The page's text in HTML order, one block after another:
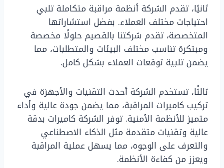
ثانيًا، تقدم الشركة أنظمة مراقبة متكاملة تلبي
احتياجات مختلف العملاء. بفضل استشاراتها
المتخصصة، تقدم شركتنا بالقصيم حلولًا مخصصة
ومبتكرة تناسب مختلف البيئات والمتطلبات، مما
يضمن تلبية توقعات العملاء بشكل كامل.
ثالثًا، تستخدم الشركة أحدث التقنيات والأجهزة في
تركيب كاميرات المراقبة، مما يضمن جودة عالية وأداء
متميز للأنظمة الأمنية. توفر الشركة كاميرات بدقة
عالية وتقنيات متقدمة مثل الذكاء الاصطناعي
والتعرف على الوجوه، مما يسهل عملية المراقبة
ويعزز من كفاءة الأنظمة.